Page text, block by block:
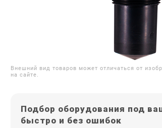
Внешний вид товаров может отличаться от
на сайте.
Подбор оборудования под
быстро и без ошибок